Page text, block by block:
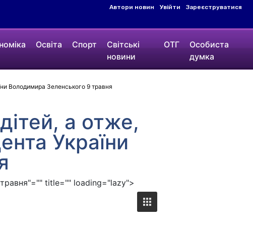
Автори новин Увійти Зареєструватися
Освіта Спорт
Світські
новини
ОТГ
Особиста
думка
Володимира Зеленського 9 травня
а отже,
України
title="" loading="lazy">